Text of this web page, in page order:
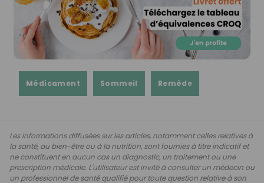
Médicament Sommeil Remède
Les informations diffusées sur les articles, notamment celles relatives à
la santé, au bien-être ou à la nutrition, sont fournies à titre indicatif et
ne constituent en aucun cas un diagnostic, un traitement ou une
prescription médicale. L'utilisateur est invité à consulter un médecin ou
un professionnel de santé qualifié pour toute question relative à son